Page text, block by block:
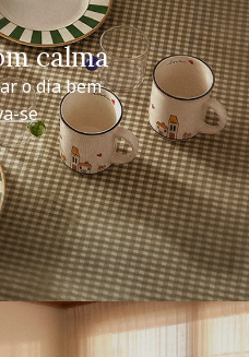
calma
o dia bem
se